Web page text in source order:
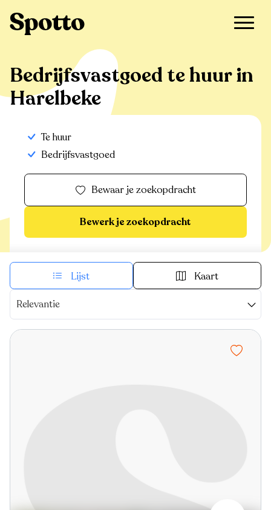
Harelbeke
Bedrijfsvastgoed te huur in
Harelbeke
Te huur
Bedrijfsvastgoed
Bewaar je zoekopdracht
Bewerk je zoekopdracht
Lijst Kaart
Relevantie